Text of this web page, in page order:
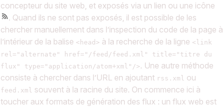
concepteur du site web, et exposés via un lien ou une icône
. Quand ils ne sont pas exposés, il est possible de les
chercher manuellement dans l’inspection du code de la page à
l’intérieur de la balise <head> à la recherche de la ligne <link
rel="alternate" href="/feed/feed.xml" title="titre du
flux" type="application/atom+xml"/>. Une autre méthode
consiste à chercher dans l’URL en ajoutant rss.xml ou
feed.xml souvent à la racine du site. On commence ici à
toucher aux formats de génération des flux : un flux web est